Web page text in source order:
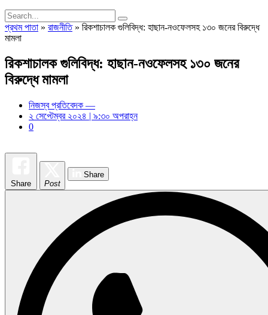
প্রথম পাতা » রাজনীতি» রিকশাচালক গুলিবিদ্ধ: হাছান-নওফেলসহ ১৩০ জনের বিরুদ্ধে
মামলা
রিকশাচালক গুলিবিদ্ধ: হাছান-নওফেলসহ ১৩০ জনের
বিরুদ্ধে মামলা
নিজস্ব প্রতিবেদক —
২ সেপ্টেম্বর ২০২৪ | ৯:৩০ অপরাহ্ন
0
Share Post
Share